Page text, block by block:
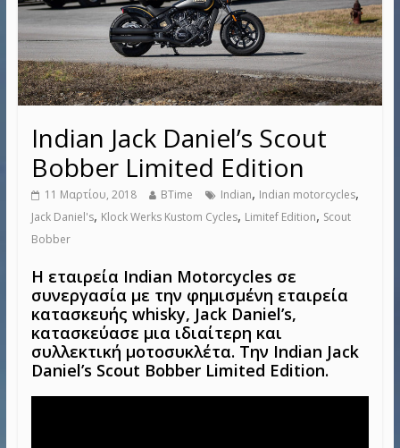
Indian Jack Daniel’s Scout
Bobber Limited Edition
11 Μαρτίου, 2018 BTime Indian, Indian motorcycles,
Jack Daniel's, Klock Werks Kustom Cycles, Limitef Edition, Scout
Bobber
Η εταιρεία Indian Motorcycles σε
συνεργασία με την φημισμένη εταιρεία
κατασκευής whisky, Jack Daniel’s,
κατασκεύασε μια ιδιαίτερη και
συλλεκτική μοτοσυκλέτα. Την Indian Jack
Daniel’s Scout Bobber Limited Edition.